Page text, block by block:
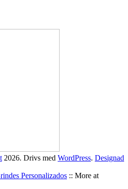
2026. Drivs med WordPress. Designad
Personalizados :: More at